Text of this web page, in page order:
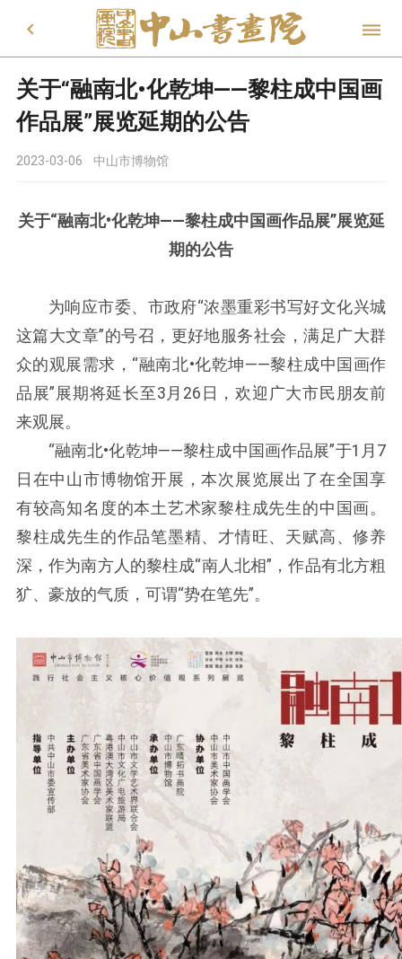
 
关于“融南北•化乾坤——黎柱成中国画
作品展”展览延期的公告
2023-03-06 中山市博物馆
关于“融南北•化乾坤——黎柱成中国画作品展”展览延
期的公告
为响应市委、市政府“浓墨重彩书写好文化兴城
这篇大文章”的号召，更好地服务社会，满足广大群
众的观展需求，“融南北•化乾坤——黎柱成中国画作
品展”展期将延长至3月26日，欢迎广大市民朋友前
来观展。
“融南北•化乾坤——黎柱成中国画作品展”于1月7
日在中山市博物馆开展，本次展览展出了在全国享
有较高知名度的本土艺术家黎柱成先生的中国画。
黎柱成先生的作品笔墨精、才情旺、天赋高、修养
深，作为南方人的黎柱成“南人北相”，作品有北方粗
犷、豪放的气质，可谓“势在笔先”。